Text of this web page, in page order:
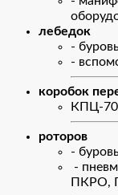
лебедок
-
-
коробок
КПЦ-
роторов
-
-
ПКРО,